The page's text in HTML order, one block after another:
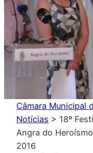
Câmara Municipal
Notícias > 18º
Angra do
2016